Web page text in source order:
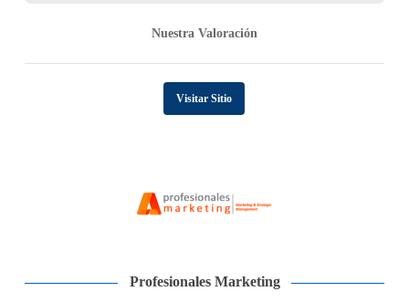
Nuestra Valoración
Visitar Sitio
Profesionales Marketing